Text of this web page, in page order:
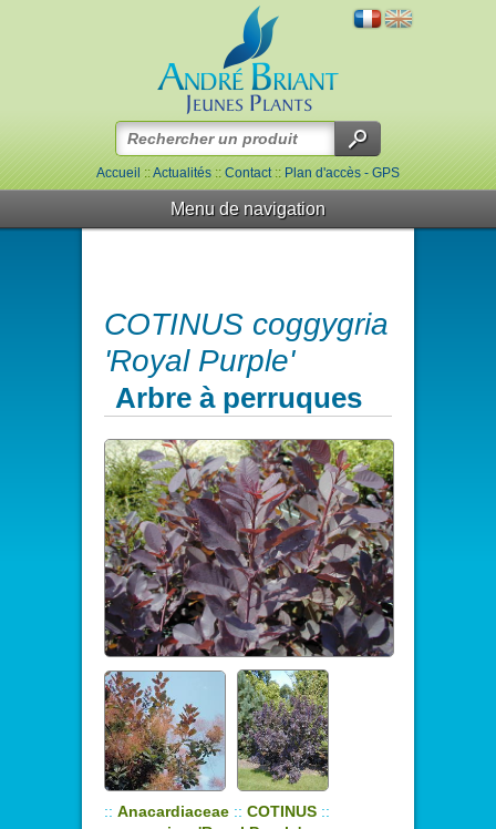
Accueil::Actualités::Contact::Plan d'accès - GPS
Menu de navigation
COTINUS coggygria
'Royal Purple'
Arbre à perruques
:: Anacardiaceae :: COTINUS ::